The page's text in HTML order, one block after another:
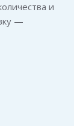
и
—